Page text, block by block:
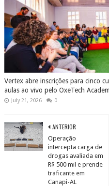
Vertex abre inscrições para cinco
aulas ao vivo pelo OxeTech
July 21, 2026 0
ANTERIOR
Operação
intercepta carga de
drogas avaliada em
R$ 500 mil e prende
traficante em
Canapi-AL